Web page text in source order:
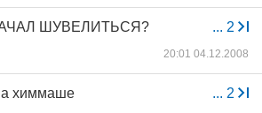
... 2
ШУВЕЛИТЬСЯ?
20:01 04.12.2008
... 2
химмаше